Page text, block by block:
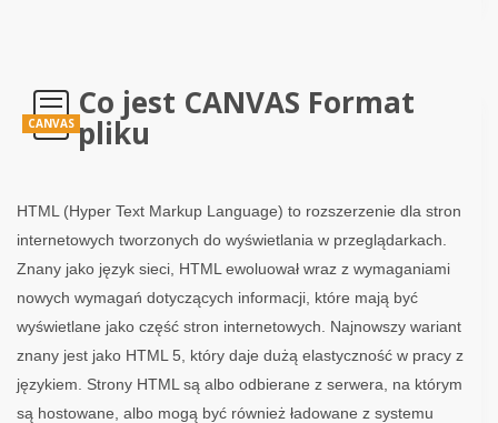
CANVAS
Co jest CANVAS Format
pliku
HTML (Hyper Text Markup Language) to rozszerzenie dla stron
internetowych tworzonych do wyświetlania w przeglądarkach.
Znany jako język sieci, HTML ewoluował wraz z wymaganiami
nowych wymagań dotyczących informacji, które mają być
wyświetlane jako część stron internetowych. Najnowszy wariant
znany jest jako HTML 5, który daje dużą elastyczność w pracy z
językiem. Strony HTML są albo odbierane z serwera, na którym
są hostowane, albo mogą być również ładowane z systemu